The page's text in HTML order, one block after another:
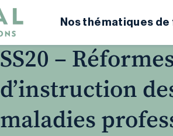
Nos thématiques
SS20 –
d’instruction
maladies